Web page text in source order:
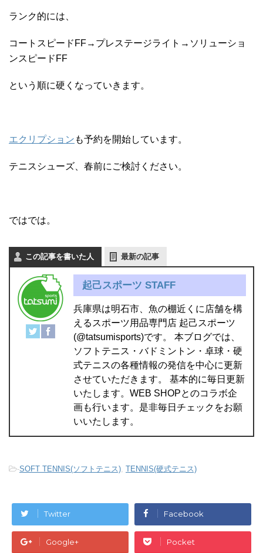
ランク的には、
コートスピードFF→プレステージライト→ソリューショ
ンスピードFF
という順に硬くなっていきます。
エクリプション も予約を開始しています。
テニスシューズ、春前にご検討ください。
ではでは。
この記事を書いた人 最新の記事
起己スポーツ STAFF
兵庫県は明石市、魚の棚近くに店舗を構
えるスポーツ用品専門店 起己スポーツ
(@tatsumisports)です。 本ブログでは、
ソフトテニス・バドミントン・卓球・硬
式テニスの各種情報の発信を中心に更新
させていただきます。 基本的に毎日更新
いたします。WEB SHOPとのコラボ企
画も行います。是非毎日チェックをお願
いいたします。
-SOFT TENNIS(ソフトテニス) TENNIS(硬式テニス)
Twitter Facebook
Google+ Pocket